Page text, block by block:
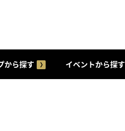
から探す イベントから探す